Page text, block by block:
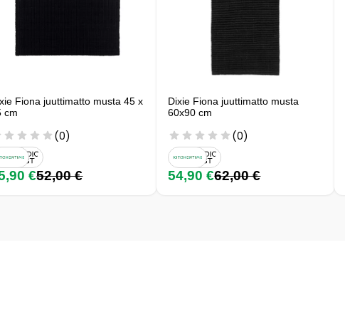
Fiona juuttimatto musta 45 x
cm
(0)
€52,00 €
Dixie Fiona juuttimatto musta
60x90 cm
(0)
54,90 €62,00 €